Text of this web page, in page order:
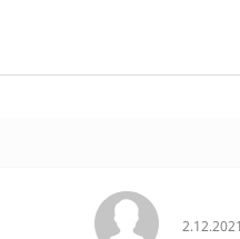
je 5 z 5 hvězdiček. 2.12.2021